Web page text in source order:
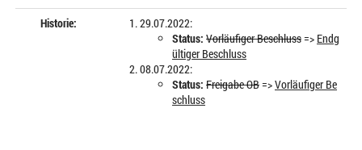
Historie:
29.07.2022:
Status: Vorläufiger Beschluss=> Endg
ültiger Beschluss
08.07.2022:
Status: Freigabe OB=>Vorläufiger Be
schluss